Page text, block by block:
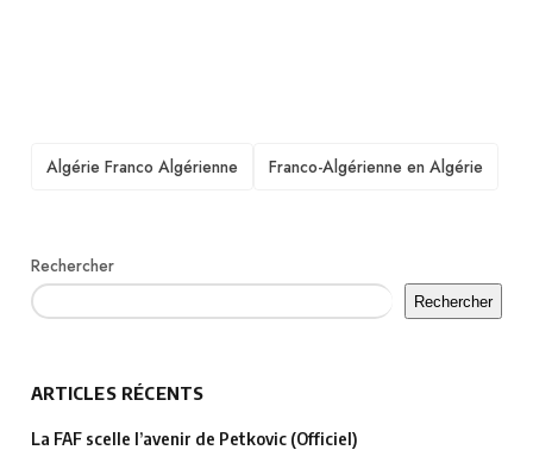
TAGS
Algérie Franco Algérienne Franco-Algérienne en Algérie
Rechercher
Rechercher
ARTICLES RÉCENTS
La FAF scelle l’avenir de Petkovic (Officiel)